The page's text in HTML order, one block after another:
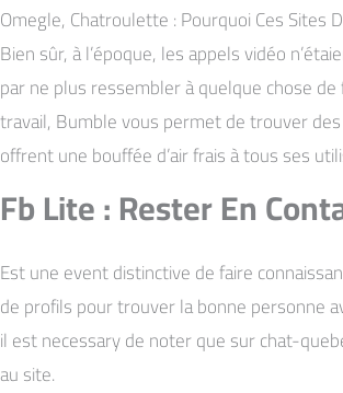
Omegle, Chatroulette : Pourquoi Ces Sites
Bien sûr, à l’époque, les appels vidéo
par ne plus ressembler à quelque chose
travail, Bumble vous permet de trouver
offrent une bouffée d’air frais à tous ses
Fb Lite : Rester En
Est une event distinctive de faire
de profils pour trouver la bonne personne
il est necessary de noter que sur chat-
au site.